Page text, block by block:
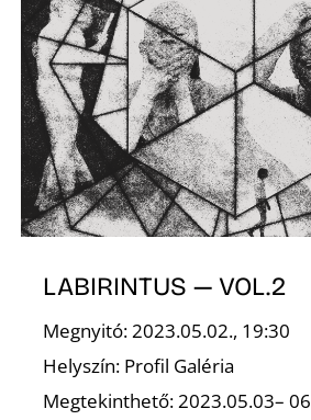
LABIRINTUS — VOL.2
Megnyitó: 2023.05.02., 19:30
Helyszín: Profil Galéria
Megtekinthető: 2023.05.03– 06